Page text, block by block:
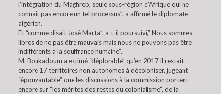
l’intégration du Maghreb, seule sous-région d’Afrique qui ne
connait pas encore un tel processus”, a affirmé le diplomate
algérien.
Et “comme disait José Marta”, a-t-il poursuivi,” Nous sommes
libres de ne pas être mauvais mais nous ne pouvons pas être
indifférents à la souffrance humaine”.
M. Boukadoum a estimé “déplorable” qu’en 2017 il restait
encore 17 territoires non autonomes à décoloniser, jugeant
“épouvantable” que les discussions à la commission portent
encore sur “les mérites des restes du colonialisme”, de la